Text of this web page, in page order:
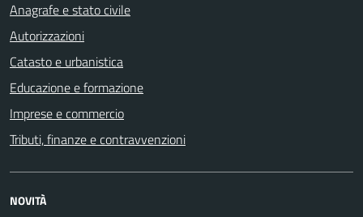
Anagrafe e stato civile
Autorizzazioni
Catasto e urbanistica
Educazione e formazione
Imprese e commercio
Tributi, finanze e contravvenzioni
NOVITÀ